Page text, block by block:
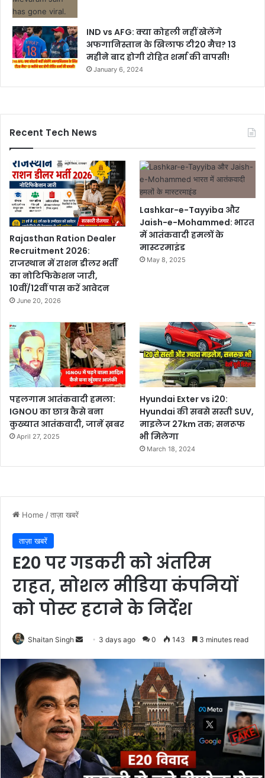
IND vs AFG: क्या कोहली नहीं खेलेंगे
अफगानिस्तान के खिलाफ टी20 मैच? 13
महीने बाद होगी रोहित शर्मा की वापसी!
January 6, 2024
Recent Tech News
Rajasthan Ration Dealer
Recruitment 2026:
राजस्थान में राशन डीलर भर्ती
का नोटिफिकेशन जारी,
10वीं/12वीं पास करें आवेदन
June 20, 2026
Lashkar-e-Tayyiba और
Jaish-e-Mohammed: भारत
में आतंकवादी हमलों के
मास्टरमाइंड
May 8, 2025
पहलगाम आतंकवादी हमला:
IGNOU का छात्र कैसे बना
कुख्यात आतंकवादी, जानें ख़बर
April 27, 2025
Hyundai Exter vs i20:
Hyundai की सबसे सस्ती SUV,
माइलेज 27km तक; सनरूफ
भी मिलेगा
March 18, 2024